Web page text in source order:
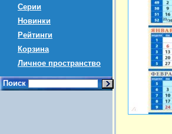
Серии
Новинки
Рейтинги
Корзина
Личное пространство
Поиск